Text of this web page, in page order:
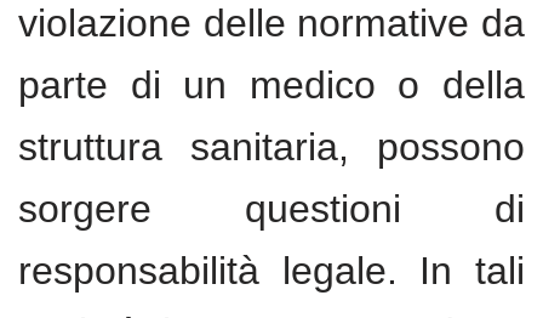
violazione delle normative da
parte di un medico o della
struttura sanitaria, possono
sorgere questioni di
responsabilità legale. In tali